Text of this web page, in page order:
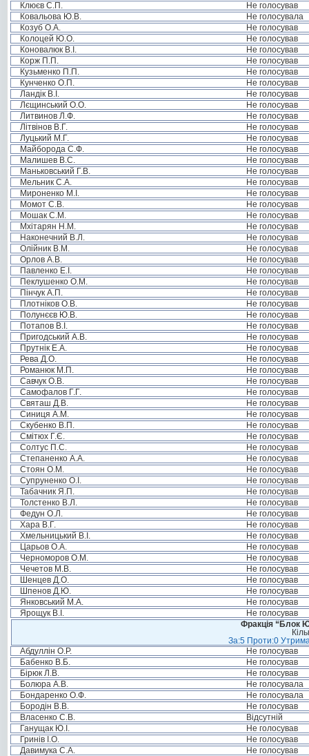
Клюєв С.П.
Не голосував
Ковальова Ю.В.
Не голосувала
Козуб О.А.
Не голосував
Колоцей Ю.О.
Не голосував
Коновалюк В.І.
Не голосував
Корж П.П.
Не голосував
Кузьменко П.П.
Не голосував
Кунченко О.П.
Не голосував
Ландік В.І.
Не голосував
Лєщинський О.О.
Не голосував
Литвинов Л.Ф.
Не голосував
Літвінов В.Г.
Не голосував
Луцький М.Г.
Не голосував
Майборода С.Ф.
Не голосував
Малишев В.С.
Не голосував
Маньковський Г.В.
Не голосував
Мельник С.А.
Не голосував
Мироненко М.І.
Не голосував
Момот С.В.
Не голосував
Мошак С.М.
Не голосував
Мхітарян Н.М.
Не голосував
Наконечний В.Л.
Не голосував
Олійник В.М.
Не голосував
Орлов А.В.
Не голосував
Павленко Е.І.
Не голосував
Пеклушенко О.М.
Не голосував
Пінчук А.П.
Не голосував
Плотніков О.В.
Не голосував
Полунєєв Ю.В.
Не голосував
Потапов В.І.
Не голосував
Пригодський А.В.
Не голосував
Прутнік Е.А.
Не голосував
Рева Д.О.
Не голосував
Романюк М.П.
Не голосував
Савчук О.В.
Не голосував
Самофалов Г.Г.
Не голосував
Святаш Д.В.
Не голосував
Синиця А.М.
Не голосував
Скубенко В.П.
Не голосував
Смітюх Г.Є.
Не голосував
Солтус П.С.
Не голосував
Степаненко А.А.
Не голосував
Стоян О.М.
Не голосував
Супруненко О.І.
Не голосував
Табачник Я.П.
Не голосував
Толстенко В.Л.
Не голосував
Федун О.Л.
Не голосував
Хара В.Г.
Не голосував
Хмельницький В.І.
Не голосував
Царьов О.А.
Не голосував
Черноморов О.М.
Не голосував
Чечетов М.В.
Не голосував
Шенцев Д.О.
Не голосував
Шпенов Д.Ю.
Не голосував
Янковський М.А.
Не голосував
Ярощук В.І.
Не голосував
Фракція “Блок
За:5 Проти:0
Абдуллін О.Р.
Не голосував
Бабенко В.Б.
Не голосував
Бірюк Л.В.
Не голосував
Болюра А.В.
Не голосувала
Бондаренко О.Ф.
Не голосувала
Бородін В.В.
Не голосував
Власенко С.В.
Відсутній
Ганущак Ю.І.
Не голосував
Гринів І.О.
Не голосував
Давимука С.А.
Не голосував